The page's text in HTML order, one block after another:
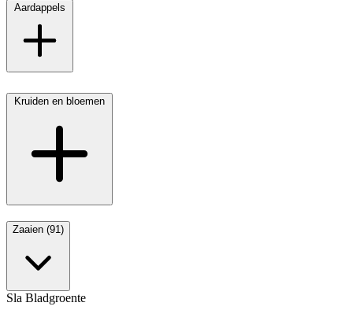
Aardappels
Kruiden en bloemen
Zaaien (91)
Sla Bladgroente